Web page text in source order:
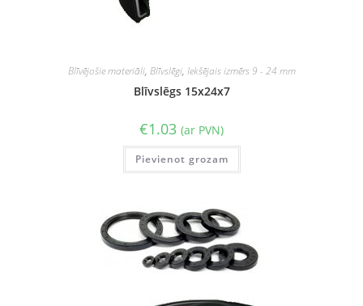
Blīvējošie materiāli, Blīvslēgi, Iekšējais izmērs 9 - 24 mm
Blīvslēgs 15x24x7
€1.03 (ar PVN)
Pievienot grozam